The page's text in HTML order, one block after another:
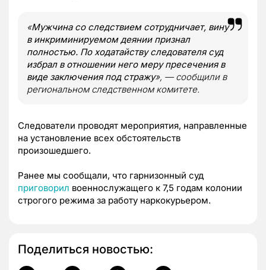
«Мужчина со следствием сотрудничает, вину
в инкриминируемом деянии признал
полностью. По ходатайству следователя суд
избрал в отношении него меру пресечения в
виде заключения под стражу», — сообщили в
региональном следственном комитете.
Следователи проводят мероприятия, направленные
на установление всех обстоятельств
произошедшего.
Ранее мы сообщали, что гарнизонный суд
приговорил военнослужащего к 7,5 годам колонии
строгого режима за работу наркокурьером.
Поделиться новостью: